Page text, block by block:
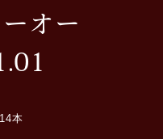
オー
本